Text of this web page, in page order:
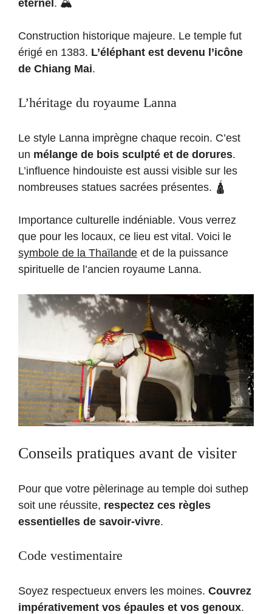
éternel . 🏔️
Construction historique majeure. Le temple fut
érigé en 1383. L’éléphant est devenu l’icône
de Chiang Mai.
L’héritage du royaume Lanna
Le style Lanna imprègne chaque recoin. C’est
un mélange de bois sculpté et de dorures.
L’influence hindouiste est aussi visible sur les
nombreuses statues sacrées présentes. 🛕
Importance culturelle indéniable. Vous verrez
que pour les locaux, ce lieu est vital. Voici le
symbole de la Thaïlande et de la puissance
spirituelle de l’ancien royaume Lanna.
Conseils pratiques avant de visiter
Pour que votre pèlerinage au temple doi suthep
soit une réussite, respectez ces règles
essentielles de savoir-vivre.
Code vestimentaire
Soyez respectueux envers les moines. Couvrez
impérativement vos épaules et vos genoux.